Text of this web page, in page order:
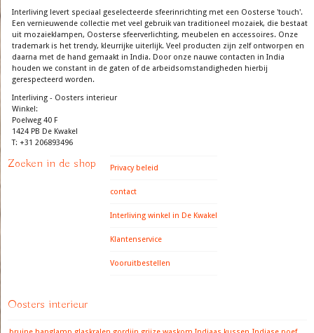
Interliving levert speciaal geselecteerde sfeerinrichting met een Oosterse 'touch'.
Een vernieuwende collectie met veel gebruik van traditioneel mozaiek, die bestaat
uit mozaieklampen, Oosterse sfeerverlichting, meubelen en accessoires. Onze
trademark is het trendy, kleurrijke uiterlijk. Veel producten zijn zelf ontworpen en
daarna met de hand gemaakt in India. Door onze nauwe contacten in India
houden we constant in de gaten of de arbeidsomstandigheden hierbij
gerespecteerd worden.
Interliving - Oosters interieur
Winkel:
Poelweg 40 F
1424 PB De Kwakel
T: +31 206893496
Zoeken in de shop Privacy beleid
contact
Interliving winkel in De Kwakel
Klantenservice
Vooruitbestellen
Oosters interieur